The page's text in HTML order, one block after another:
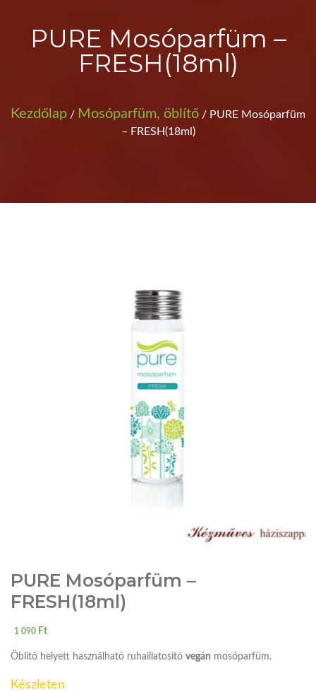
PURE Mosóparfüm –
FRESH(18ml)
Kezdőlap / Mosóparfüm, öblítő / PURE Mosóparfüm
– FRESH(18ml)
PURE Mosóparfüm –
FRESH(18ml)
1 090 Ft
Öblítő helyett használható ruhaillatosító vegán mosóparfüm.
Készleten